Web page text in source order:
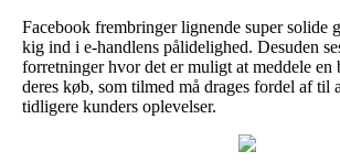
Facebook frembringer lignende super solide
kig ind i e-handlens pålidelighed. Desuden
forretninger hvor det er muligt at meddele en
deres køb, som tilmed må drages fordel af til
tidligere kunders oplevelser.